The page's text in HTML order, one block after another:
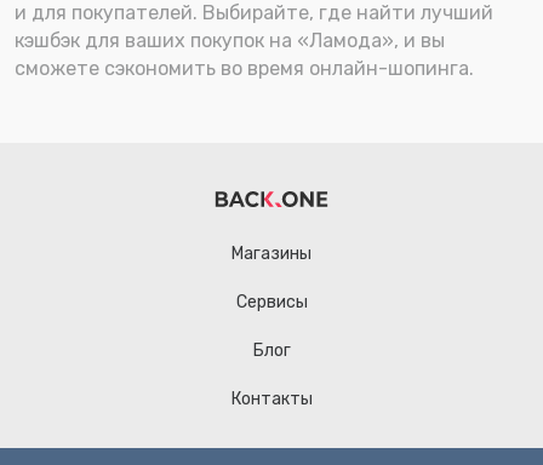
и для покупателей. Выбирайте, где найти лучший
кэшбэк для ваших покупок на «Ламода», и вы
сможете сэкономить во время онлайн-шопинга.
Магазины
Сервисы
Блог
Контакты